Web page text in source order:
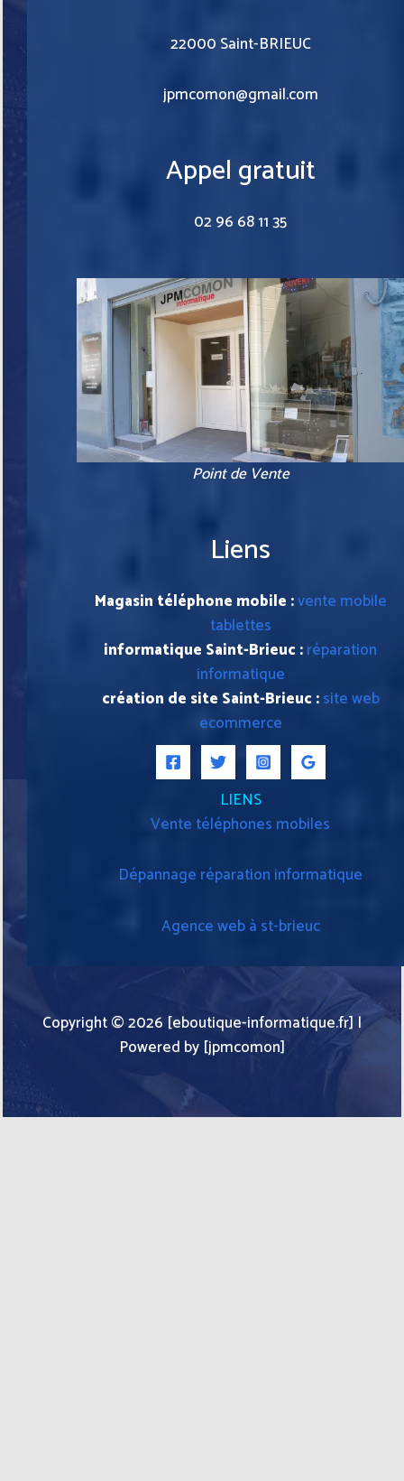
22000 Saint-BRIEUC
jpmcomon@gmail.com
Appel gratuit
02 96 68 11 35
Point de Vente
Liens
Magasin téléphone mobile :vente mobile
tablettes
informatique Saint-Brieuc :réparation
informatique
création de site Saint-Brieuc :site web
ecommerce
LIENS
Vente téléphones mobiles
Dépannage réparation informatique
Agence web à st-brieuc
Copyright © 2026 [eboutique-informatique.fr] |
Powered by [jpmcomon]